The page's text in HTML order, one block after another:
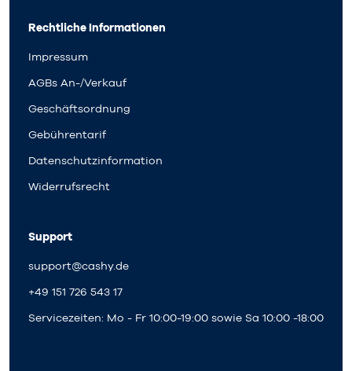
Rechtliche Informationen
Impressum
AGBs An-/Verkauf
Geschäftsordnung
Gebührentarif
Datenschutzinformation
Widerrufsrecht
Support
support@cashy.de
+49 151 726 543 17
Servicezeiten: Mo - Fr 10:00-19:00 sowie Sa 10:00 -18:00